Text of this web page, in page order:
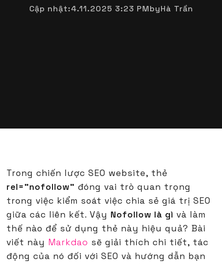
Cập nhật:4.11.2025 3:23 PMbyHà Trần
Trong chiến lược SEO website, thẻ
rel="nofollow" đóng vai trò quan trọng
trong việc kiểm soát việc chia sẻ giá trị SEO
giữa các liên kết. Vậy Nofollow là gì và làm
thế nào để sử dụng thẻ này hiệu quả? Bài
viết này Markdao sẽ giải thích chi tiết, tác
động của nó đối với SEO và hướng dẫn bạn